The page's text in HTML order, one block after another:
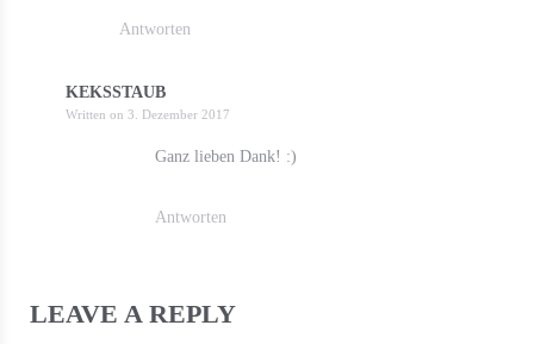
Antworten
KEKSSTAUB
Written on 3. Dezember 2017
Ganz lieben Dank! :)
Antworten
LEAVE A REPLY